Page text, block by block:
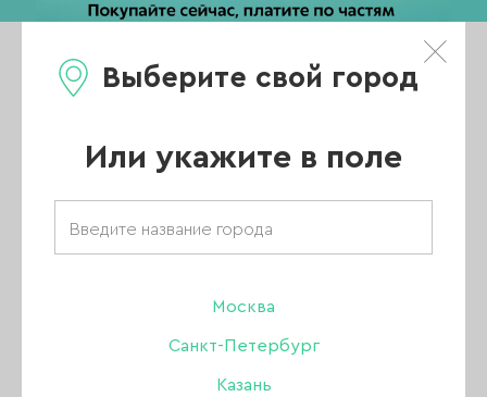
Выберите свой город
Или укажите в поле
Москва
Санкт-Петербург
Казань
Каталог
Главная/
Каталог/
Amokey гели/